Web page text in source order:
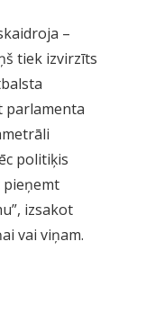
–
tiek izvirzīts
parlamenta
politiķis
pieņemt
izsakot
vai viņam.